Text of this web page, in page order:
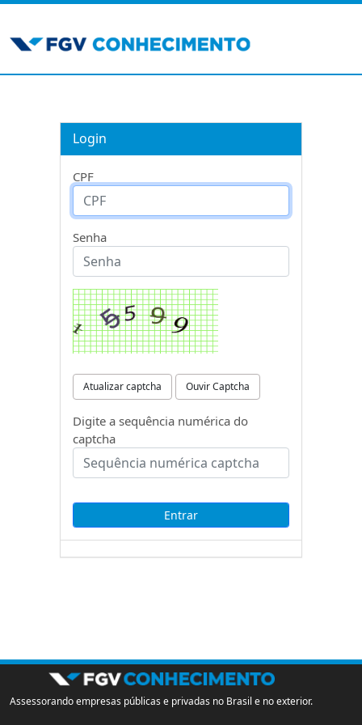
Login
CPF
Senha
Atualizar captcha Ouvir Captcha
Digite a sequência numérica do
captcha
Assessorando empresas públicas e privadas no Brasil e no exterior.